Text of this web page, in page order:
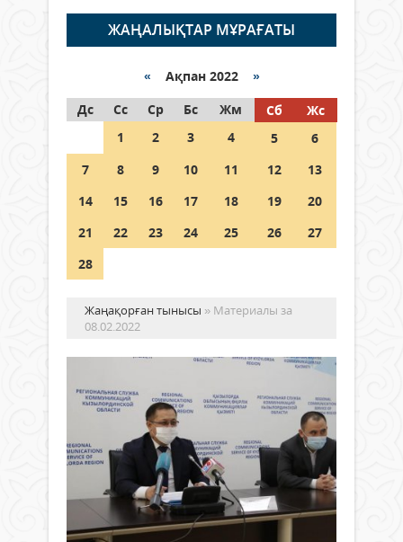
06 тамыз 2026 ж. 252
граждане Казахстана,
05 тамыз 2026 ж. 131
Шетелде жүрген Қазақстан
азаматтары қалай дауыс бере
алады?
ЖАҢАЛЫҚТАР МҰРАҒАТЫ
« Ақпан 2022 »
Дс
Сс Ср Бс Жм Сб
Жс
1
2 3 4 5
6
7
8 9 10 11 12
13
14
15 16 17 18 19
20
21
22 23 24 25 26
27
28
Жаңақорған тынысы » Материалы за
08.02.2022
Жаңалықтар
08 ақпан
2022 ж.
784
0